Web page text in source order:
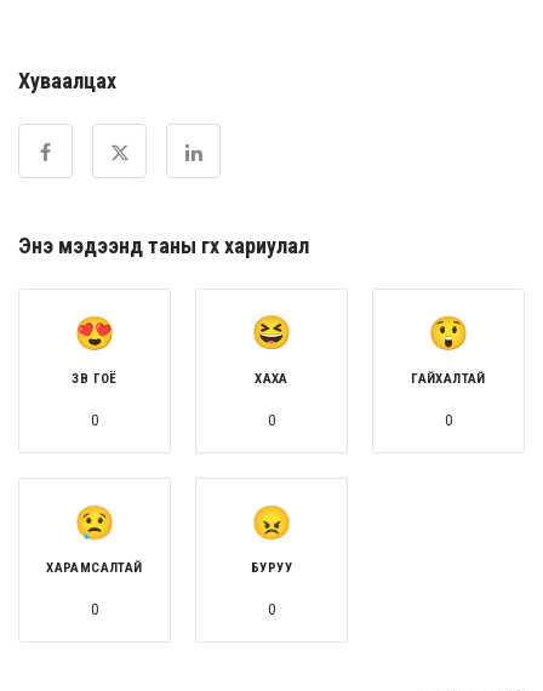
Хуваалцах
Энэ мэдээнд таны өгөх хариулал
ЗӨВ ГОЁ
0
ХАХА
0
ГАЙХАЛТАЙ
0
ХАРАМСАЛТАЙ
0
БУРУУ
0